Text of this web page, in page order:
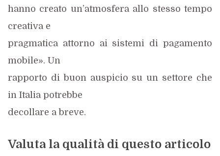
hanno creato un’atmosfera allo stesso tempo
creativa e
pragmatica attorno ai sistemi di pagamento
mobile». Un
rapporto di buon auspicio su un settore che
in Italia potrebbe
decollare a breve.
Valuta la qualità di questo articolo